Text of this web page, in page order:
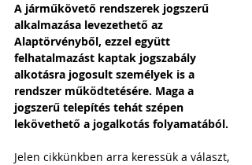
A járműkövető rendszerek jogszerű
alkalmazása levezethető az
Alaptörvényből, ezzel együtt
felhatalmazást kaptak jogszabály
alkotásra jogosult személyek is a
rendszer működtetésére. Maga a
jogszerű telepítés tehát szépen
lekövethető a jogalkotás folyamatából.
Jelen cikkünkben arra keressük a választ,